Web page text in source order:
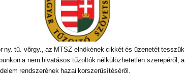
ny. tű. vőrgy., az MTSZ elnökének cikkét és üzenetét tesszük
a nem hivatásos tűzoltók nélkülözhetetlen szerepéről, a
rendszerének hazai korszerűsítéséről.